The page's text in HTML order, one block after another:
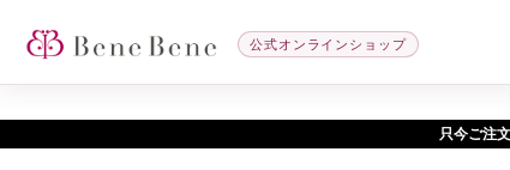
只今ご注
公式オンラインショップ